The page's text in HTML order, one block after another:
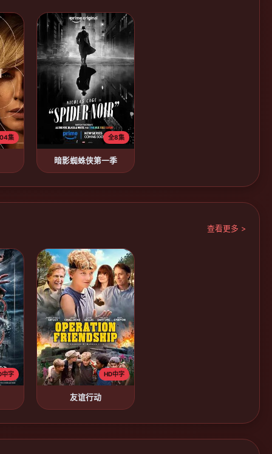
集 全8集
暗影蜘蛛侠第一季
查看更多 >
中字 HD中字
友谊行动